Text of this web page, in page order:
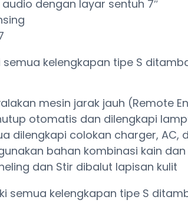
dengan layar sentuh 7″
semua kelengkapan tipe S
mesin jarak jauh (Remote
otomatis dan dilengkapi
dilengkapi colokan charger, AC,
bahan kombinasi kain dan
dan Stir dibalut lapisan kulit
semua kelengkapan tipe S